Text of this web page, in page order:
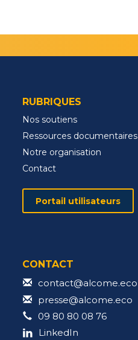
RUBRIQUES
Nos soutiens
Ressources documentaires
Notre organisation
Contact
Portail utilisateurs
CONTACT
contact@alcome.eco
presse@alcome.eco
09 80 80 08 76
LinkedIn